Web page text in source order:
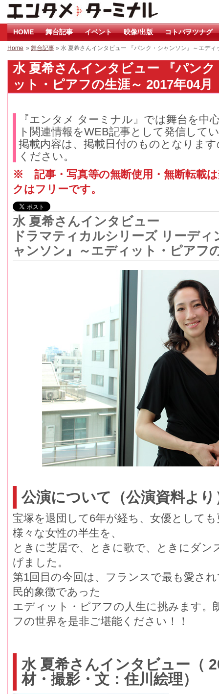
HOME 舞台記事 イベント 映像/出版 コトバヲツナグ
Home » 舞台記事 » 水 夏希さんインタビュー 『パンク・シャンソン』～エディ
水 夏希さんインタビュー 『パン
ット・ピアフの生涯～ 2017年04月
『エンタメ ターミナル』では舞台を中
ト関連情報をWEB記事として発信して
掲載内容は、掲載日付のものとなりま
ください。
※ 記事・写真等の無断使用・無断転載
クはフリーです。
水 夏希さんインタビュー
ドラマティカルシリーズ リーデ
ャンソン』～エディット・ピアフ
公演について（公演資料より
宝塚を退団して6年が経ち、女優として
様々な女性の半生を、
ときに芝居で、ときに歌で、ときにダン
げました。
第1回目の今回は、フランスで最も愛さ
民的象徴であった
エディット・ピアフの人生に挑みます。
フの世界を是非ご堪能ください！！
水 夏希さんインタビュー（
材・撮影・文：住川絵理）